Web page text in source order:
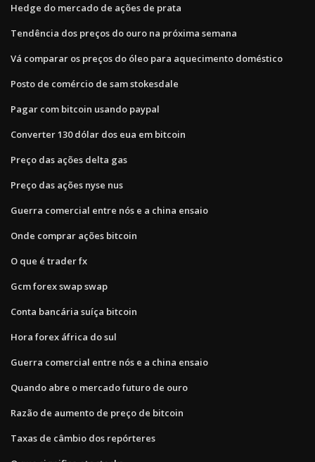
Hedge do mercado de ações de prata
Tendência dos preços do ouro na próxima semana
Vá comparar os preços do óleo para aquecimento doméstico
Posto de comércio de sam stokesdale
Pagar com bitcoin usando paypal
Converter 130 dólar dos eua em bitcoin
Preço das ações delta gas
Preço das ações nyse nus
Guerra comercial entre nós e a china ensaio
Onde comprar ações bitcoin
O que é trader fx
Gcm forex swap swap
Conta bancária suíça bitcoin
Hora forex áfrica do sul
Guerra comercial entre nós e a china ensaio
Quando abre o mercado futuro de ouro
Razão de aumento de preço de bitcoin
Taxas de câmbio dos repórteres